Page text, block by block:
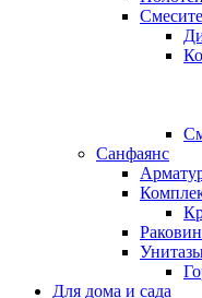
Санфаянс
Для дома и сада